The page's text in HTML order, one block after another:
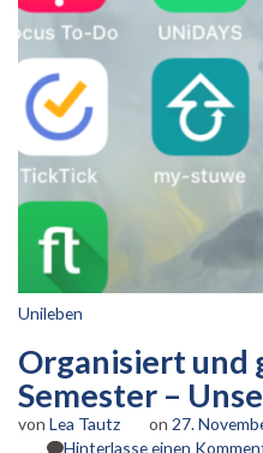
Unileben
Organisiert und
Semester –
von Lea Tautz on 27.
Hinterlasse einen